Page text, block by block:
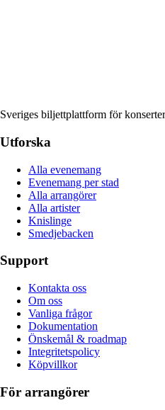
Sveriges biljettplattform för
Utforska
Alla evenemang
Evenemang per stad
Alla arrangörer
Alla artister
Knislinge
Smedjebacken
Support
Kontakta oss
Om oss
Vanliga frågor
Dokumentation
Önskemål & roadmap
Integritetspolicy
Köpvillkor
För arrangörer